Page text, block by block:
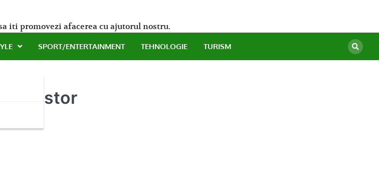
iti promovezi afacerea cu ajutorul nostru.
SPORT/ENTERTAINMENT TEHNOLOGIE TURISM
Nistor